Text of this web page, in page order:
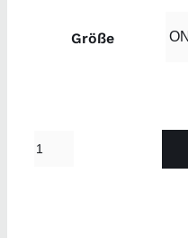
Größe
Sweater